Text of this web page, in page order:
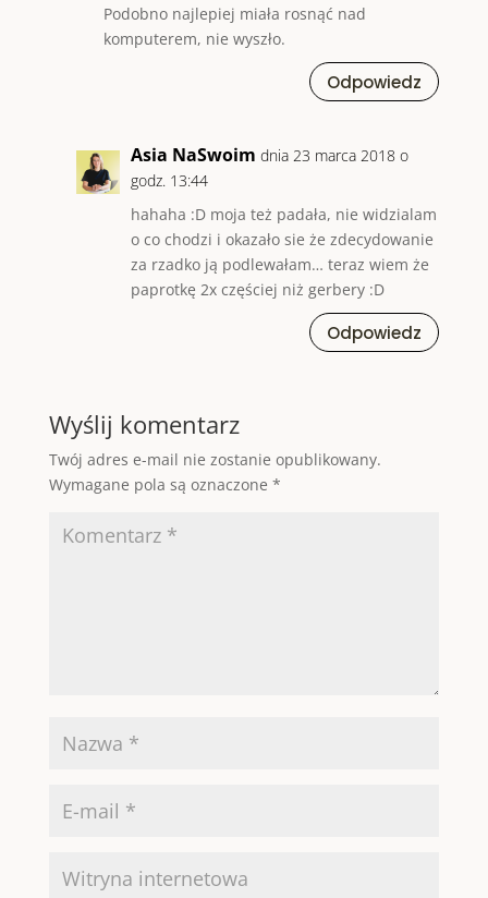
Podobno najlepiej miała rosnąć nad
komputerem, nie wyszło.
Odpowiedz
Asia NaSwoim dnia 23 marca 2018 o
godz. 13:44
hahaha :D moja też padała, nie widzialam
o co chodzi i okazało sie że zdecydowanie
za rzadko ją podlewałam… teraz wiem że
paprotkę 2x częściej niż gerbery :D
Odpowiedz
Wyślij komentarz
Twój adres e-mail nie zostanie opublikowany.
Wymagane pola są oznaczone *